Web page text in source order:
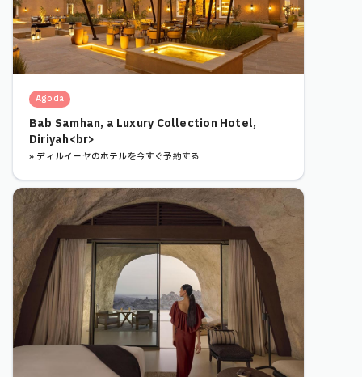
Agoda
Bab Samhan, a Luxury Collection Hotel,
Diriyah<br>
» ディルイーヤのホテルを今すぐ予約する